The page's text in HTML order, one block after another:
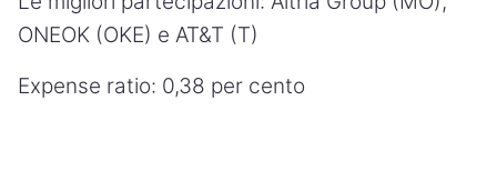
ONEOK (OKE) e AT&T (T)
Expense ratio: 0,38 per cento